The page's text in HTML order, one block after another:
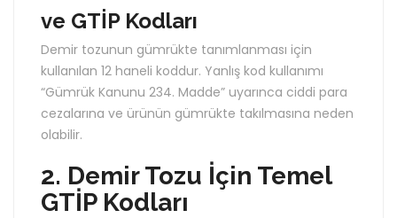
ve GTİP Kodları
Demir tozunun gümrükte tanımlanması için
kullanılan 12 haneli koddur. Yanlış kod kullanımı
“Gümrük Kanunu 234. Madde” uyarınca ciddi para
cezalarına ve ürünün gümrükte takılmasına neden
olabilir.
2. Demir Tozu İçin Temel
GTİP Kodları